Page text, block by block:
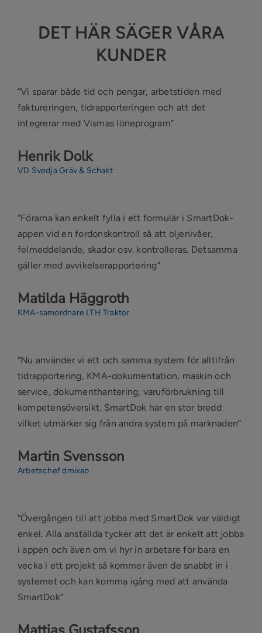
DET HÄR SÄGER VÅRA
KUNDER
“Vi sparar både tid och pengar, arbetstiden med
faktureringen, tidrapporteringen och att det
integrerar med Vismas löneprogram”
Henrik Dolk
VD Svedja Gräv & Schakt
“Förarna kan enkelt fylla i ett formulär i SmartDok-
appen vid en fordonskontroll så att oljenivåer,
felmeddelande, skador osv. kontrolleras. Detsamma
gäller med avvikelserapportering”
Matilda Häggroth
KMA-samordnare LTH Traktor
“Nu använder vi ett och samma system för alltifrån
tidrapportering, KMA-dokumentation, maskin och
service, dokumenthantering, varuförbrukning till
kompetensöversikt. SmartDok har en stor bredd
vilket utmärker sig från andra system på marknaden”
Martin Svensson
Arbetschef dmixab
“Övergången till att jobba med SmartDok var väldigt
enkel. Alla anställda tycker att det är enkelt att jobba
i appen och även om vi hyr in arbetare för bara en
vecka i ett projekt så kommer även de snabbt in i
systemet och kan komma igång med att använda
SmartDok”